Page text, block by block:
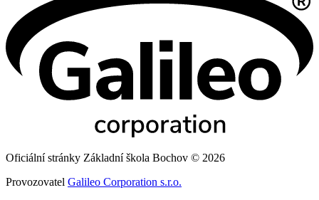
Oficiální stránky Základní škola Bochov © 2026
Provozovatel Galileo Corporation s.r.o.